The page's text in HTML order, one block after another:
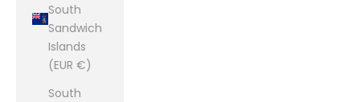
South
Sandwich
Islands
(EUR €)
South